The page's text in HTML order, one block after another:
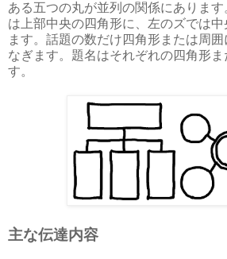
ある五つの丸が並列の関係にありま
は上部中央の四角形に、左のズでは
ます。話題の数だけ四角形または周
なぎます。題名はそれぞれの四角形ま
す。
主な伝達内容